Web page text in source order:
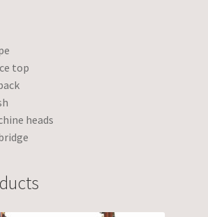
top
heads